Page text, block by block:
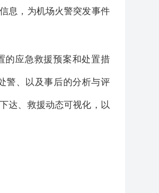
息，为机场火警突发事件
的应急救援预案和处置措
警、以及事后的分析与评
达、救援动态可视化，以